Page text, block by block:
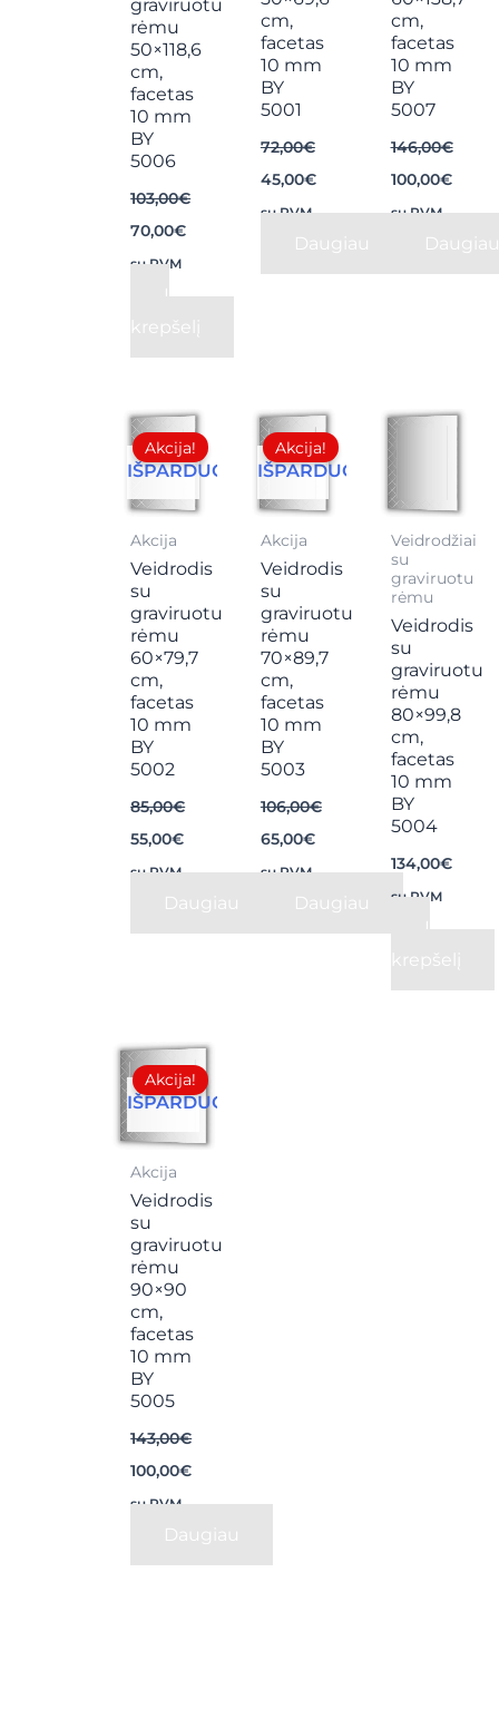
graviruotu
rėmu
50×118,6
cm,
facetas
10 mm
BY
5006
103,00€
70,00€
su PVM
Į
krepšelį
cm,
facetas
10 mm
BY
5001
72,00€
45,00€
su PVM
Daugiau
cm,
facetas
10 mm
BY
5007
146,00€
100,00€
su PVM
Daugiau
IŠPARDUOTA
Akcija!
Akcija
Veidrodis
su
graviruotu
rėmu
60×79,7
cm,
facetas
10 mm
BY
5002
85,00€
Original
price
was:
85,00€.
55,00€
Current
price
is:
55,00€.
su PVM
Daugiau
IŠPARDUOTA
Akcija!
Akcija
Veidrodis
su
graviruotu
rėmu
70×89,7
cm,
facetas
10 mm
BY
5003
106,00€
Original
price
was:
106,00€.
65,00€
Current
price
is:
65,00€.
su PVM
Daugiau
Veidrodžiai
su
graviruotu
rėmu
Veidrodis
su
graviruotu
rėmu
80×99,8
cm,
facetas
10 mm
BY
5004
134,00€
su PVM
Į
krepšelį
IŠPARDUOTA
Akcija!
Akcija
Veidrodis
su
graviruotu
rėmu
90×90
cm,
facetas
10 mm
BY
5005
143,00€
Original
price
was:
143,00€.
100,00€
Current
price
is:
100,00€.
su PVM
Daugiau